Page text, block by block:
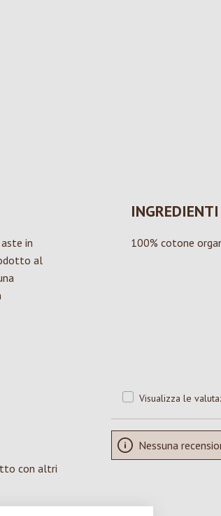
in
al
INGREDIENTI
100% cotone
con altri
Visualizza le
Nessuna